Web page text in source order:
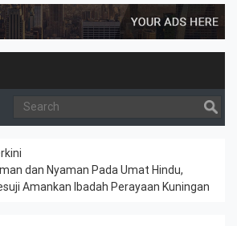
dan Nyaman Pada Umat Hindu,
Amankan Ibadah Perayaan Kuningan